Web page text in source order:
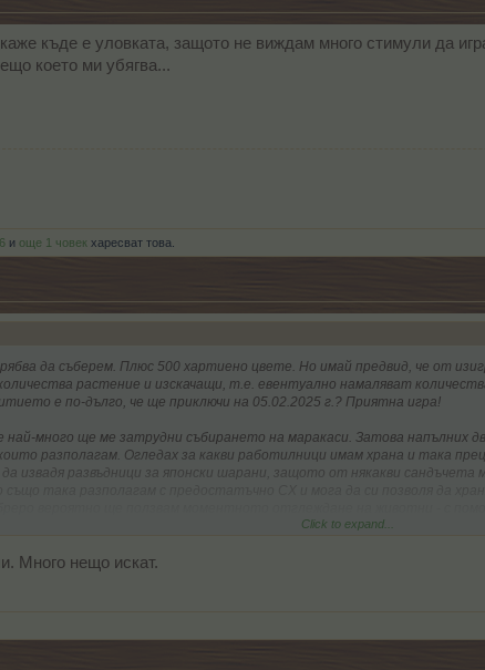
къде е уловката, защото не виждам много стимули да
което ми убягва...
и още 1 човек харесват това.
да съберем. Плюс 500 хартиено цвете. Но имай предвид, че от
растение и изскачащи, т.е. евентуално намаляват
е по-дълго, че ще приключи на 05.02.2025 г.? Приятна игра!
най-много ще ме затрудни събирането на маракаси. Затова напълних
разполагам. Огледах за какви работилници имам храна и така
извадя развъдници за японски шарани, защото от някакви сандъчета
Click to expand...
Много нещо искат.